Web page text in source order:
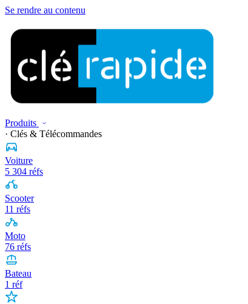
Se rendre au contenu
Produits
· Clés & Télécommandes
Voiture
5 304 réfs
Scooter
11 réfs
Moto
76 réfs
Bateau
1 réf